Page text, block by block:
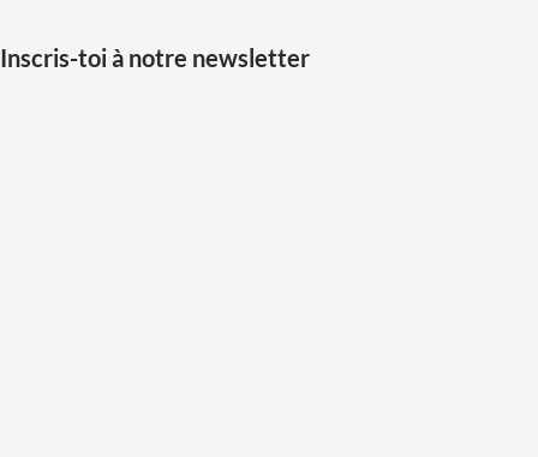
Inscris-toi à notre newsletter